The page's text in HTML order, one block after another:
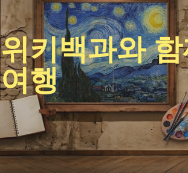
위키백과와
여행